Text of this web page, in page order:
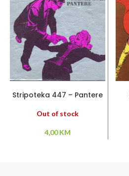
Stripoteka 447 – Pantere
Out of stock
4,00KM